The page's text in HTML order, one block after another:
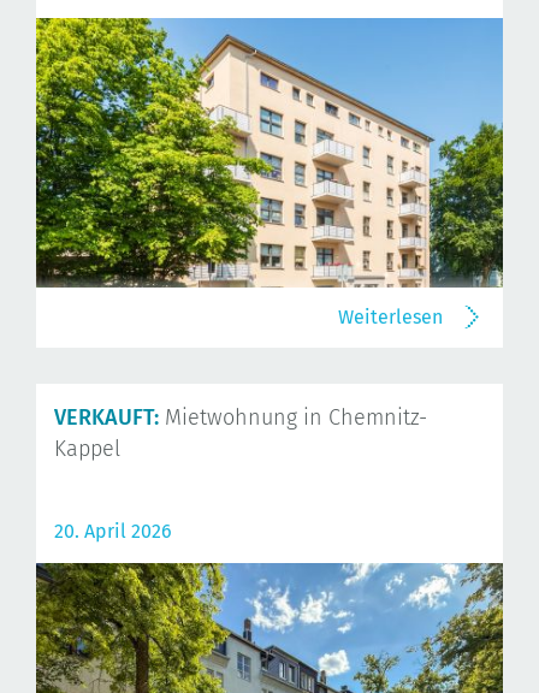
Weiterlesen
VERKAUFT: Mietwohnung in Chemnitz-
Kappel
20. April 2026